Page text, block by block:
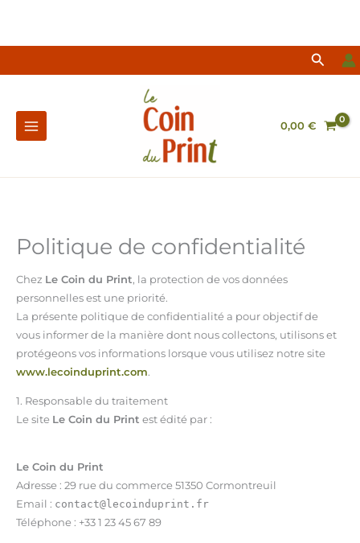
contenu
0,00 €
Politique de confidentialité
Chez Le Coin du Print, la protection de vos données
personnelles est une priorité.
La présente politique de confidentialité a pour objectif de
vous informer de la manière dont nous collectons, utilisons et
protégeons vos informations lorsque vous utilisez notre site
www.lecoinduprint.com.
1. Responsable du traitement
Le site Le Coin du Print est édité par :
Le Coin du Print
Adresse : 29 rue du commerce 51350 Cormontreuil
Email : contact@lecoinduprint.fr
Téléphone : +33 1 23 45 67 89